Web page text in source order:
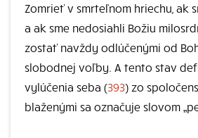
Zomrieť v smrteľnom hriechu, ak
a ak sme nedosiahli Božiu
zostať navždy odlúčenými od
slobodnej voľby. A tento stav
vylúčenia seba (393) zo
blaženými sa označuje slovom